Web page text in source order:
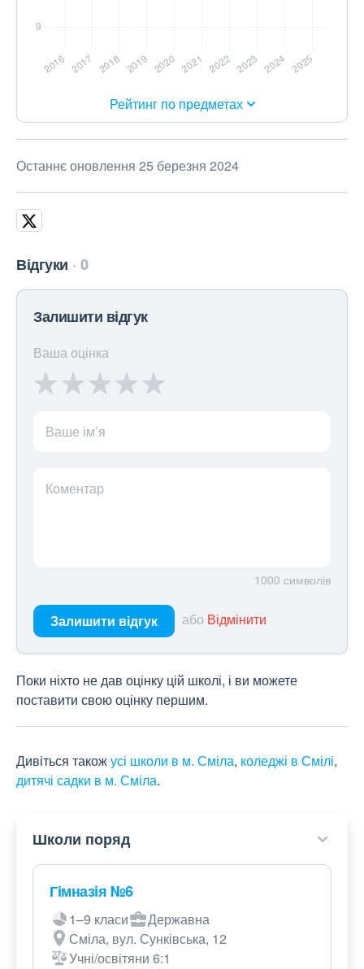
Рейтинг по предметах
Останнє оновлення 25 березня 2024
Відгуки 0
Залишити відгук
Ваша оцінка
Ваше ім’я
Коментар
1000 символів
Залишити відгук або Відмінити
Поки ніхто не дав оцінку цій школі, і ви можете
поставити свою оцінку першим.
Дивіться такожусі школи в м. Сміла, коледжі в Смілі,
дитячі садки в м. Сміла.
Школи поряд
Гімназія №6
1–9 класи
Державна
Сміла, вул. Сунківська, 12
Учні/освітяни 6:1